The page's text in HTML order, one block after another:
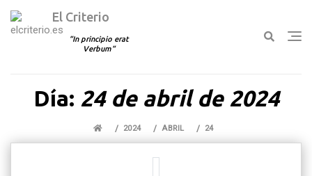
El Criterio
In principio erat
Verbum
Día: 24 de abril de 2024
2024 ABRIL 24